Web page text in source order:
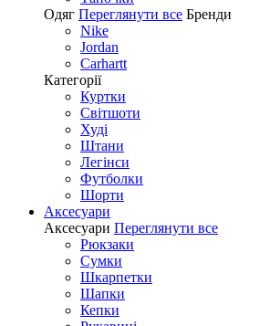
Одяг Переглянути все Бренди
Nike
Jordan
Carhartt
Категорії
Куртки
Світшоти
Худі
Штани
Легінси
Футболки
Шорти
Аксесуари
Аксесуари Переглянути все
Рюкзаки
Сумки
Шкарпетки
Шапки
Кепки